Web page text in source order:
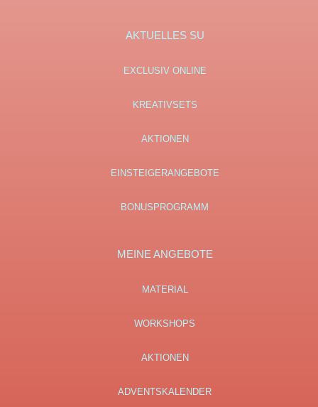
AKTUELLES SU
EXCLUSIV ONLINE
KREATIVSETS
AKTIONEN
EINSTEIGERANGEBOTE
BONUSPROGRAMM
MEINE ANGEBOTE
MATERIAL
WORKSHOPS
AKTIONEN
ADVENTSKALENDER